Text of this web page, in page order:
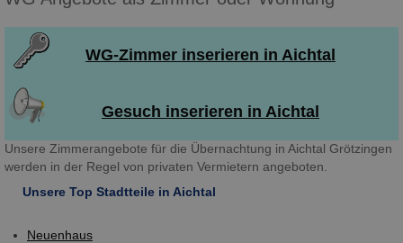
WG-Zimmer inserieren in Aichtal
Gesuch inserieren in Aichtal
Unsere Zimmerangebote für die Übernachtung in Aichtal Grötzingen
werden in der Regel von privaten Vermietern angeboten.
Unsere Top Stadtteile in Aichtal
Neuenhaus